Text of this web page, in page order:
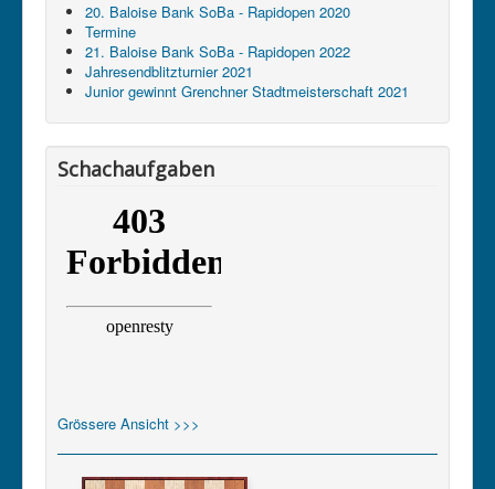
20. Baloise Bank SoBa - Rapidopen 2020
Termine
21. Baloise Bank SoBa - Rapidopen 2022
Jahresendblitzturnier 2021
Junior gewinnt Grenchner Stadtmeisterschaft 2021
Schachaufgaben
Grössere Ansicht >>>